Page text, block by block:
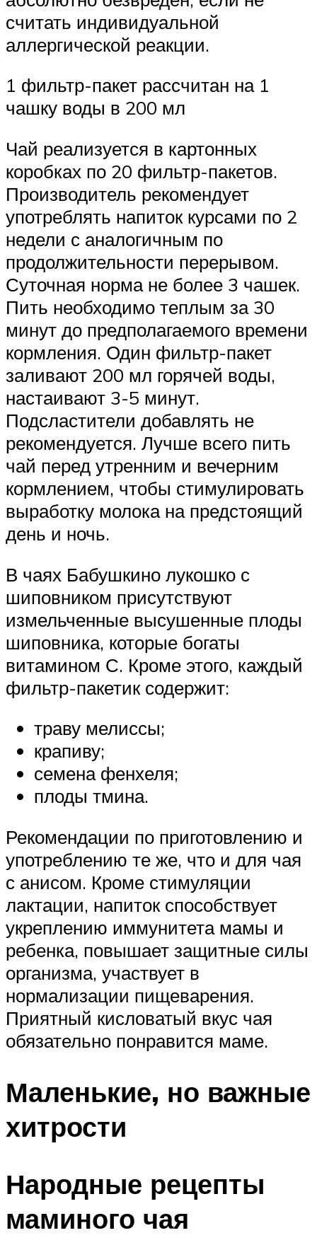
считать индивидуальной
аллергической реакции.
1 фильтр-пакет рассчитан на 1
чашку воды в 200 мл
Чай реализуется в картонных
коробках по 20 фильтр-пакетов.
Производитель рекомендует
употреблять напиток курсами по 2
недели с аналогичным по
продолжительности перерывом.
Суточная норма не более 3 чашек.
Пить необходимо теплым за 30
минут до предполагаемого времени
кормления. Один фильтр-пакет
заливают 200 мл горячей воды,
настаивают 3-5 минут.
Подсластители добавлять не
рекомендуется. Лучше всего пить
чай перед утренним и вечерним
кормлением, чтобы стимулировать
выработку молока на предстоящий
день и ночь.
В чаях Бабушкино лукошко с
шиповником присутствуют
измельченные высушенные плоды
шиповника, которые богаты
витамином С. Кроме этого, каждый
фильтр-пакетик содержит:
траву мелиссы;
крапиву;
семена фенхеля;
плоды тмина.
Рекомендации по приготовлению и
употреблению те же, что и для чая
с анисом. Кроме стимуляции
лактации, напиток способствует
укреплению иммунитета мамы и
ребенка, повышает защитные силы
организма, участвует в
нормализации пищеварения.
Приятный кисловатый вкус чая
обязательно понравится маме.
Маленькие, но важные
хитрости
Народные рецепты
маминого чая